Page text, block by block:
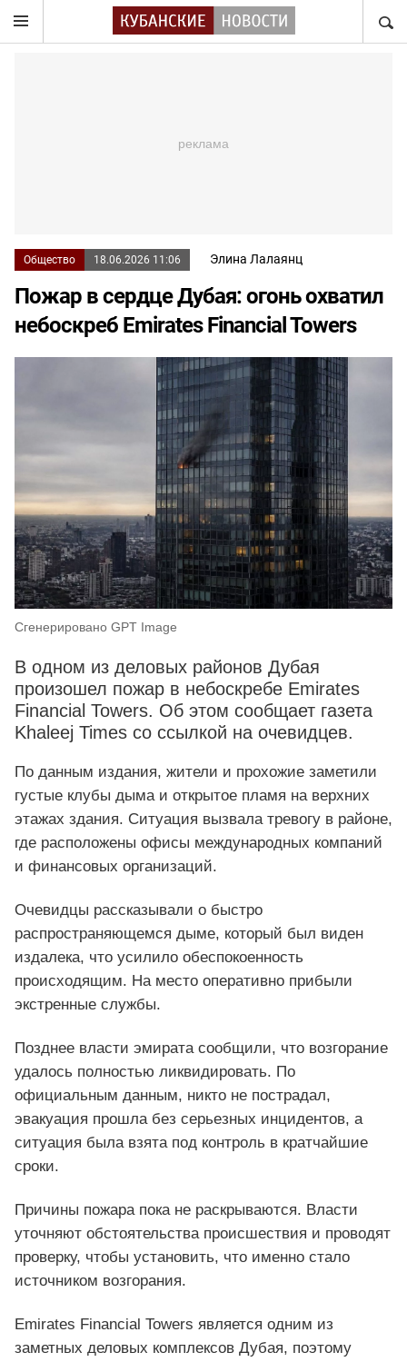
Общество 18.06.2026 11:06 Элина Лалаянц
Пожар в сердце Дубая: огонь охватил
небоскреб Emirates Financial Towers
Сгенерировано GPT Image
В одном из деловых районов Дубая
произошел пожар в небоскребе Emirates
Financial Towers. Об этом сообщает газета
Khaleej Times со ссылкой на очевидцев.
По данным издания, жители и прохожие заметили
густые клубы дыма и открытое пламя на верхних
этажах здания. Ситуация вызвала тревогу в районе,
где расположены офисы международных компаний
и финансовых организаций.
Очевидцы рассказывали о быстро
распространяющемся дыме, который был виден
издалека, что усилило обеспокоенность
происходящим. На место оперативно прибыли
экстренные службы.
Позднее власти эмирата сообщили, что возгорание
удалось полностью ликвидировать. По
официальным данным, никто не пострадал,
эвакуация прошла без серьезных инцидентов, а
ситуация была взята под контроль в кратчайшие
сроки.
Причины пожара пока не раскрываются. Власти
уточняют обстоятельства происшествия и проводят
проверку, чтобы установить, что именно стало
источником возгорания.
Emirates Financial Towers является одним из
заметных деловых комплексов Дубая, поэтому